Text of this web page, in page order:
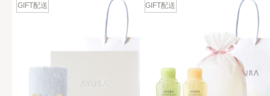
GIFT配送 GIFT配送